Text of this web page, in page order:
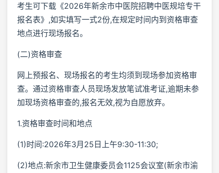
考生可下载《2026年新余市中医院招聘中医规培专干
报名表》,如实填写一式2份,在规定时间内到资格审查
地点进行现场报名。
(二)资格审查
网上预报名、现场报名的考生均须到现场参加资格审
查。通过资格审查人员现场发放笔试准考证,逾期未参
加现场资格审查的,报名无效,视为自愿放弃。
1.资格审查时间和地点
(1)时间:2026年3月25日上午9:30-11:30;
(2)地点:新余市卫生健康委员会1125会议室(新余市渝